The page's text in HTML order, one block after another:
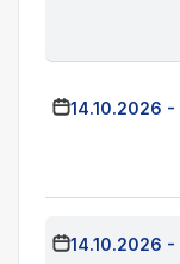
14.10.2026 -
14.10.2026 -